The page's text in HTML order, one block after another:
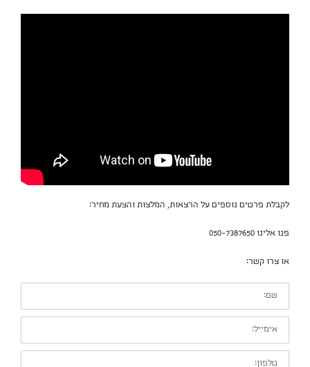
לקבלת פרטים נוספים על הרצאות, המלצות והצעת מחיר:
פנו אלינו 050-7387650
או צרו קשר:
שם:
אימייל:
טלפון: